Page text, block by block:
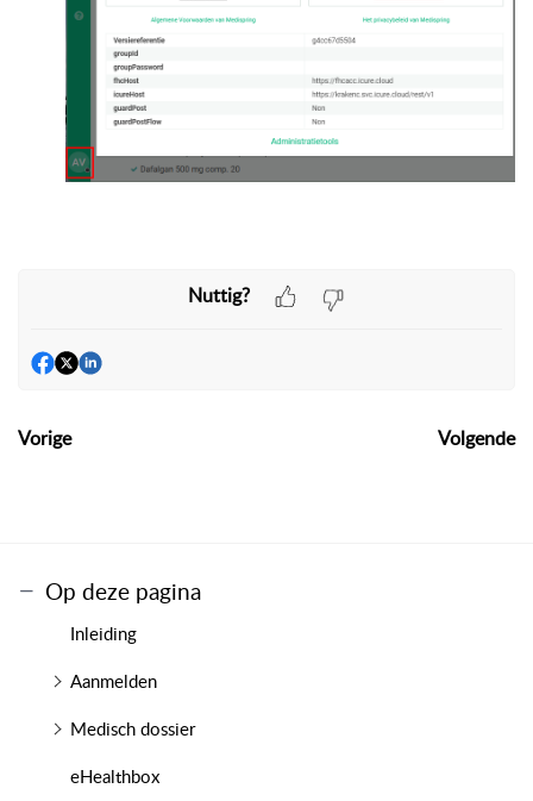
Nuttig?
Vorige Volgende
Op deze pagina
Inleiding
Aanmelden
Medisch dossier
eHealthbox